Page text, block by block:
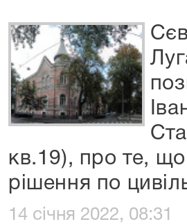
кв.19), про те,
рішення по
14 січня 2022, 08:31